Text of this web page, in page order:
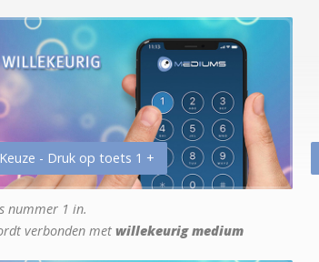
- Druk op toets 1 +
nummer 1 in.
verbonden met willekeurig medium